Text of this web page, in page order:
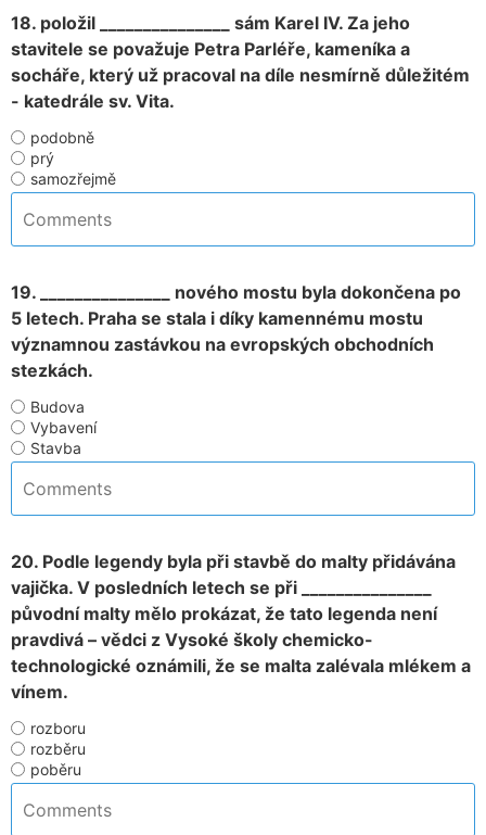
18. položil _______________ sám Karel IV. Za jeho
stavitele se považuje Petra Parléře, kameníka a
socháře, který už pracoval na díle nesmírně důležitém
- katedrále sv. Vita.
podobně
prý
samozřejmě
19. _______________ nového mostu byla dokončena po
5 letech. Praha se stala i díky kamennému mostu
významnou zastávkou na evropských obchodních
stezkách.
Budova
Vybavení
Stavba
20. Podle legendy byla při stavbě do malty přidávána
vajička. V posledních letech se při _______________
původní malty mělo prokázat, že tato legenda není
pravdivá – vědci z Vysoké školy chemicko-
technologické oznámili, že se malta zalévala mlékem a
vínem.
rozboru
rozběru
poběru